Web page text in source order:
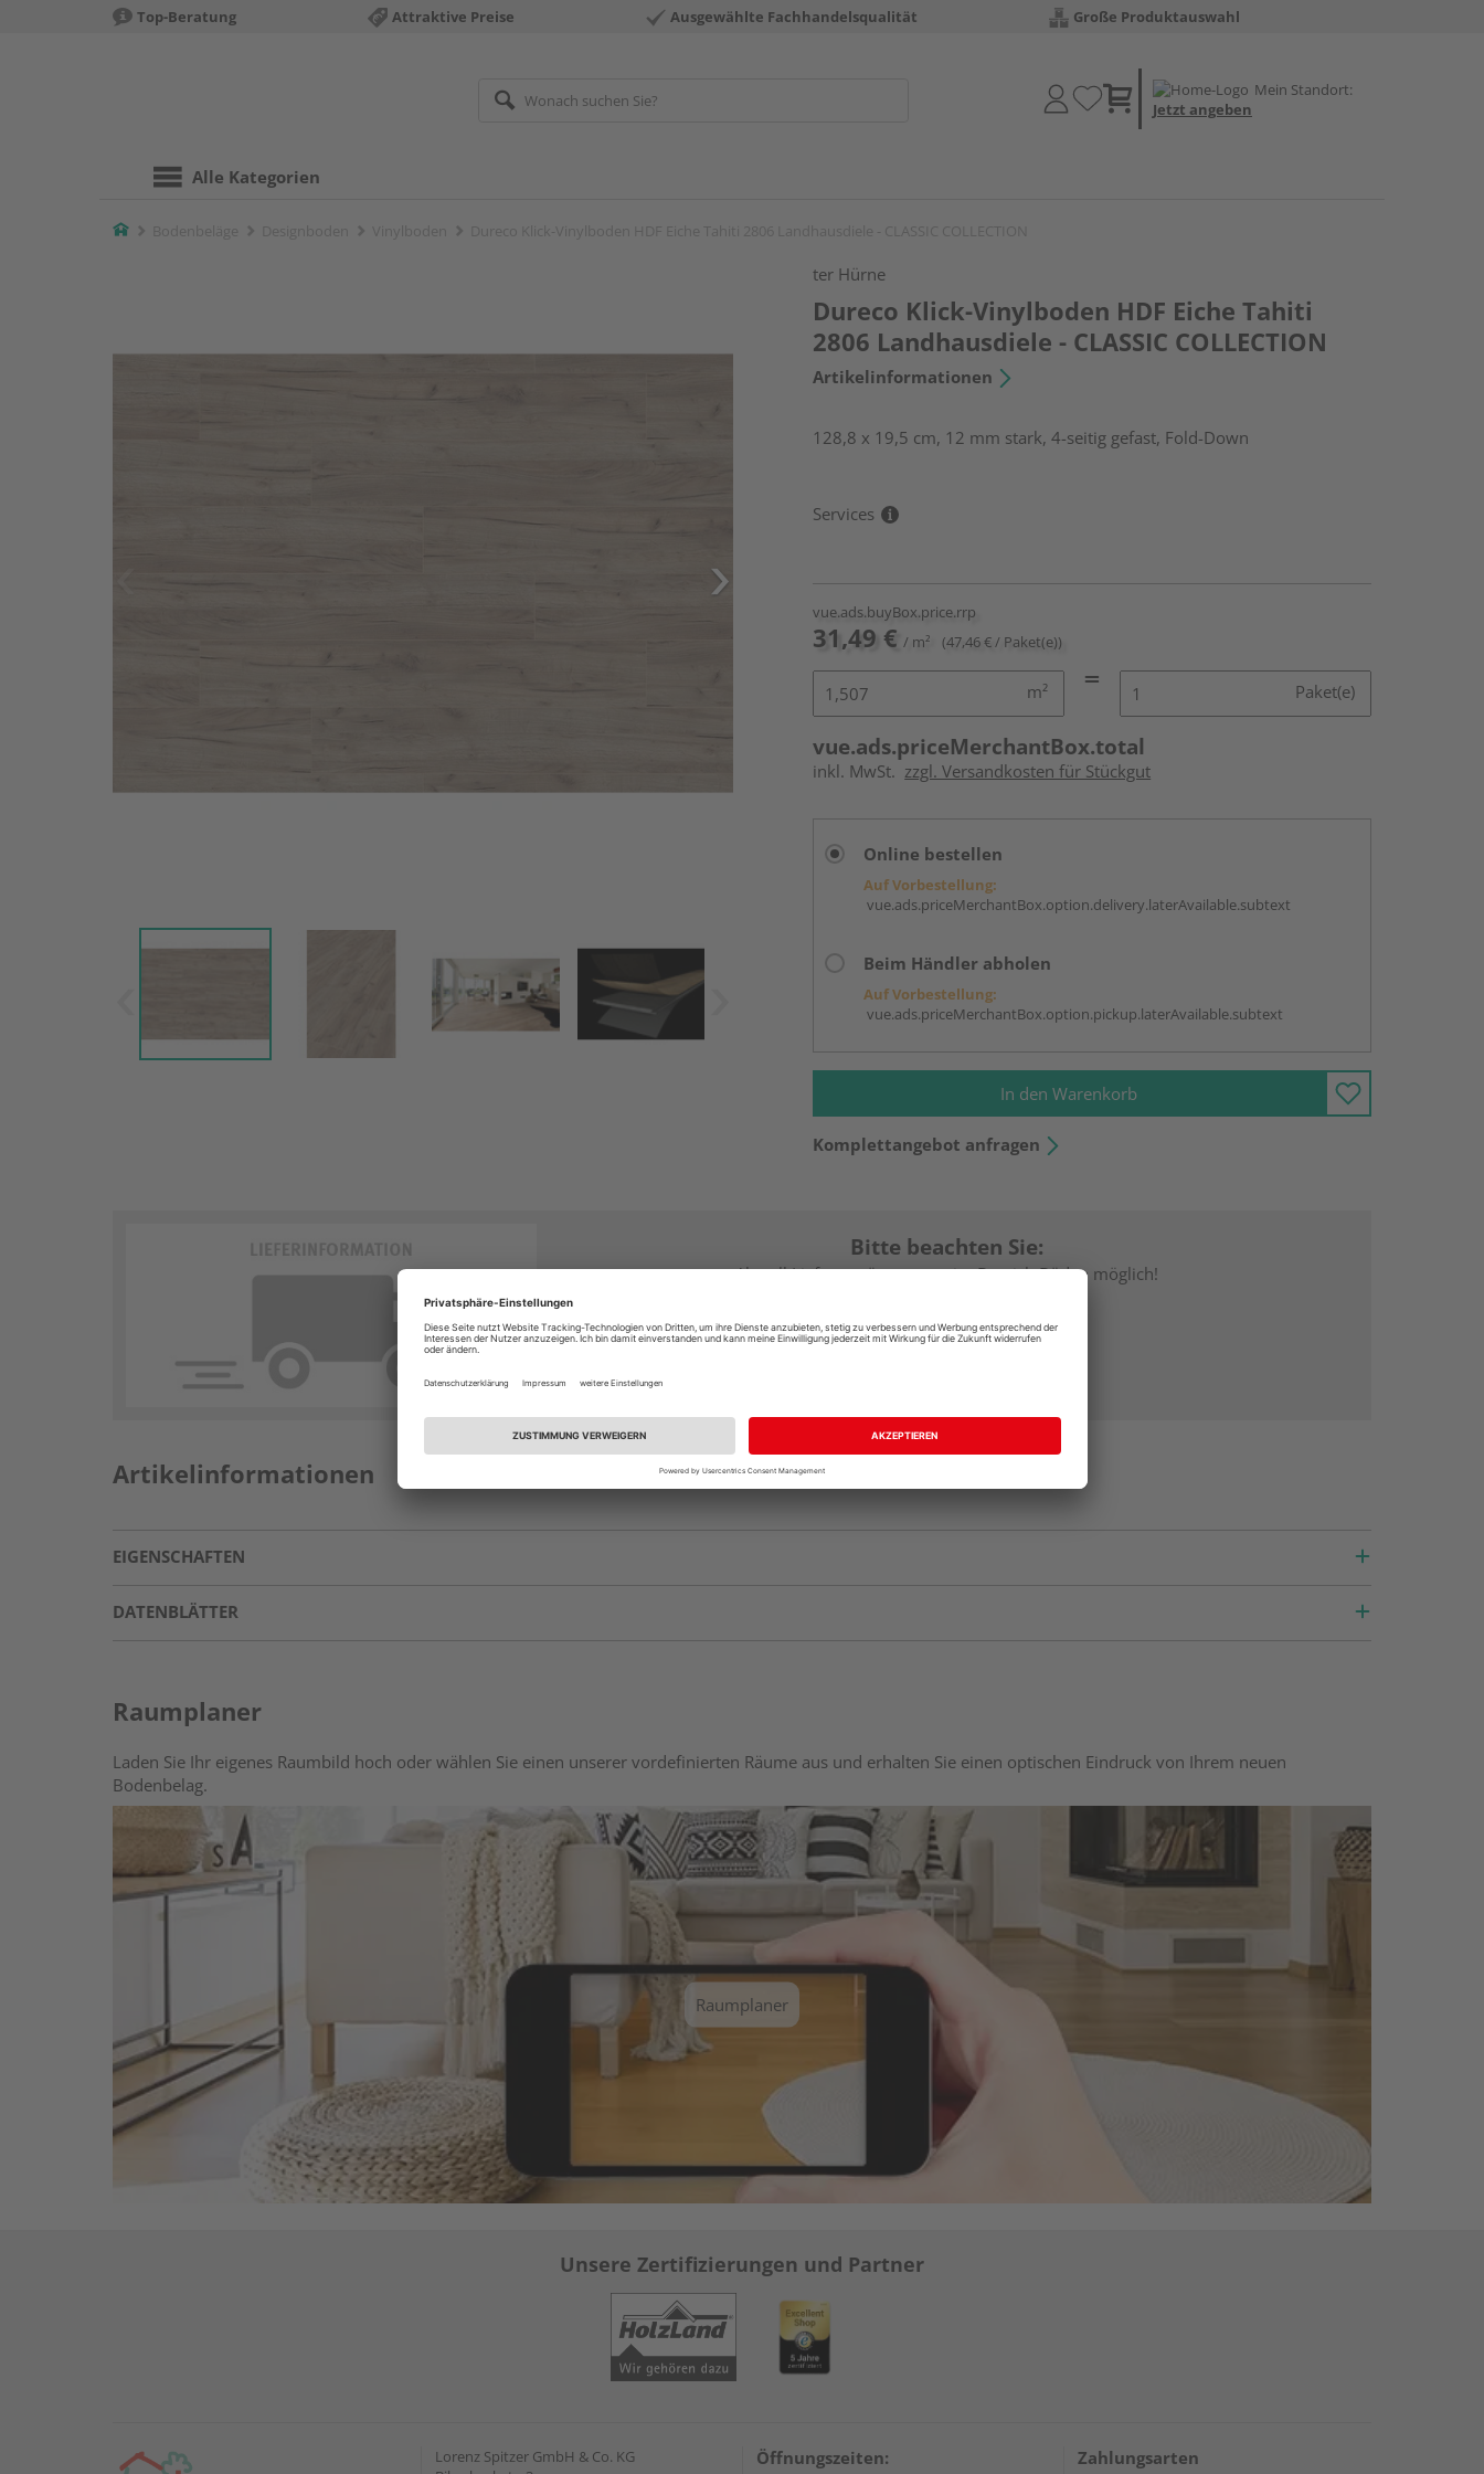
Top-Beratung Attraktive Preise Ausgewählte Fachhandelsqualität Große Produktauswahl
Mein Standort:
Jetzt angeben
Alle Kategorien
Home
ter Hürne
Dureco Klick-Vinylboden HDF Eiche Tahiti
2806 Landhausdiele - CLASSIC COLLECTION
Artikelinformationen
128,8 x 19,5 cm, 12 mm stark, 4-seitig gefast, Fold-Down
Services
vue.ads.buyBox.price.rrp
31,49 € / m² (47,46 € / Paket(e))
m² Paket(e)
vue.ads.priceMerchantBox.total
inkl. MwSt. zzgl. Versandkosten für Stückgut
Online bestellen
Auf Vorbestellung:
vue.ads.priceMerchantBox.option.delivery.laterAvailable.subtext
Beim Händler abholen
Auf Vorbestellung:
vue.ads.priceMerchantBox.option.pickup.laterAvailable.subtext
In den Warenkorb
Komplettangebot anfragen
Bitte beachten Sie:
Aktuell Lieferverzögerungen im Bereich Böden möglich!
Jetzt Händler kontaktieren!
Artikelinformationen
EIGENSCHAFTEN
DATENBLÄTTER
Raumplaner
Laden Sie Ihr eigenes Raumbild hoch oder wählen Sie einen unserer vordefinierten Räume aus und erhalten Sie einen optischen Eindruck von Ihrem neuen
Bodenbelag.
Raumplaner
Unsere Zertifizierungen und Partner
Lorenz Spitzer GmbH & Co. KG
Öffnungszeiten: Zahlungsarten